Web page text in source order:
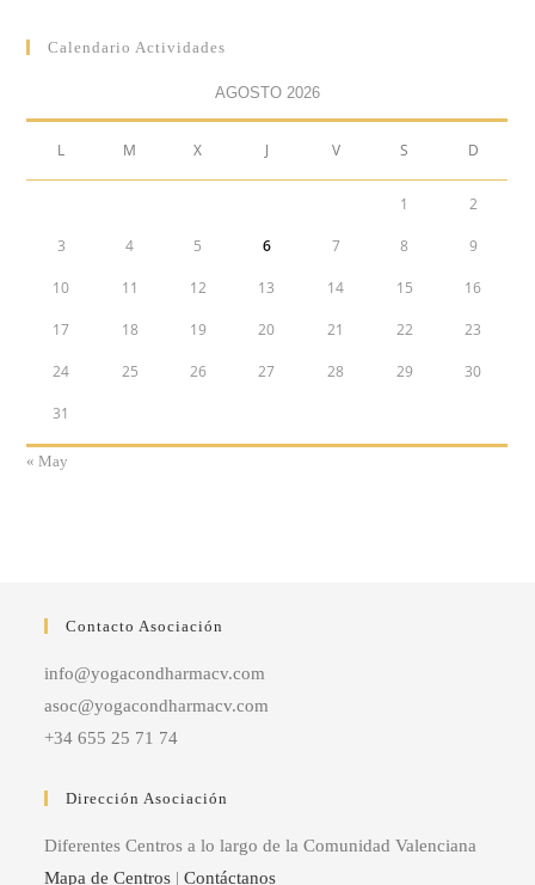
Calendario Actividades
AGOSTO 2026
L M X J V S D
1 2
3 4 5 6 7 8 9
10 11 12 13 14 15 16
17 18 19 20 21 22 23
24 25 26 27 28 29 30
31
« May
Contacto Asociación
info@yogacondharmacv.com
asoc@yogacondharmacv.com
+34 655 25 71 74
Dirección Asociación
Diferentes Centros a lo largo de la Comunidad Valenciana
Mapa de Centros |Contáctanos